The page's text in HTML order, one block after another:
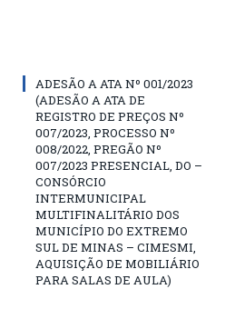
ADESÃO A ATA Nº 001/2023
(ADESÃO A ATA DE
REGISTRO DE PREÇOS Nº
007/2023, PROCESSO Nº
008/2022, PREGÃO Nº
007/2023 PRESENCIAL, DO –
CONSÓRCIO
INTERMUNICIPAL
MULTIFINALITÁRIO DOS
MUNICÍPIO DO EXTREMO
SUL DE MINAS – CIMESMI,
AQUISIÇÃO DE MOBILIÁRIO
PARA SALAS DE AULA)